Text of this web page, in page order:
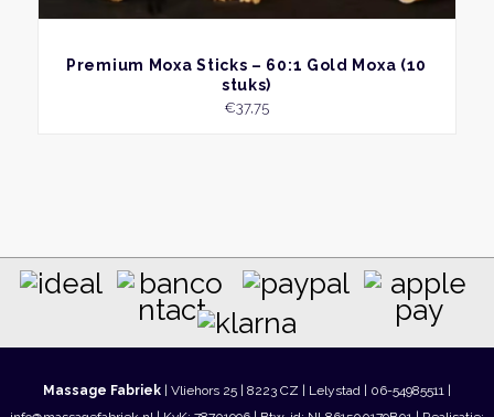
BEKIJK
Premium Moxa Sticks – 60:1 Gold Moxa (10
stuks)
€37,75
Massage Fabriek | Vliehors 25 | 8223 CZ | Lelystad | 06-54985511 |